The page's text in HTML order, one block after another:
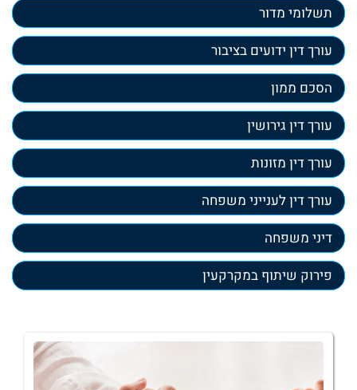
תשלומי מדור
עורך דין ידועים בציבור
הסכם ממון
עורך דין גירושין
עורך דין מזונות
עורך דין לענייני משפחה
דיני משפחה
פירוק שיתוף במקרקעין